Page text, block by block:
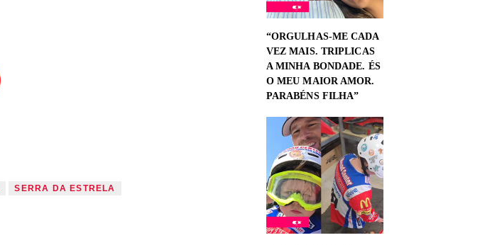
SERRA DA ESTRELA
“ORGULHAS-ME CADA
VEZ MAIS. TRIPLICAS
A MINHA BONDADE. ÉS
O MEU MAIOR AMOR.
PARABÉNS FILHA”